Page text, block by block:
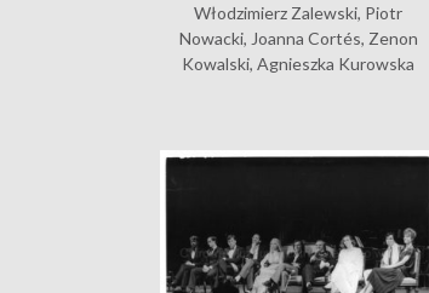
Włodzimierz Zalewski, Piotr
Nowacki, Joanna Cortés, Zenon
Kowalski, Agnieszka Kurowska